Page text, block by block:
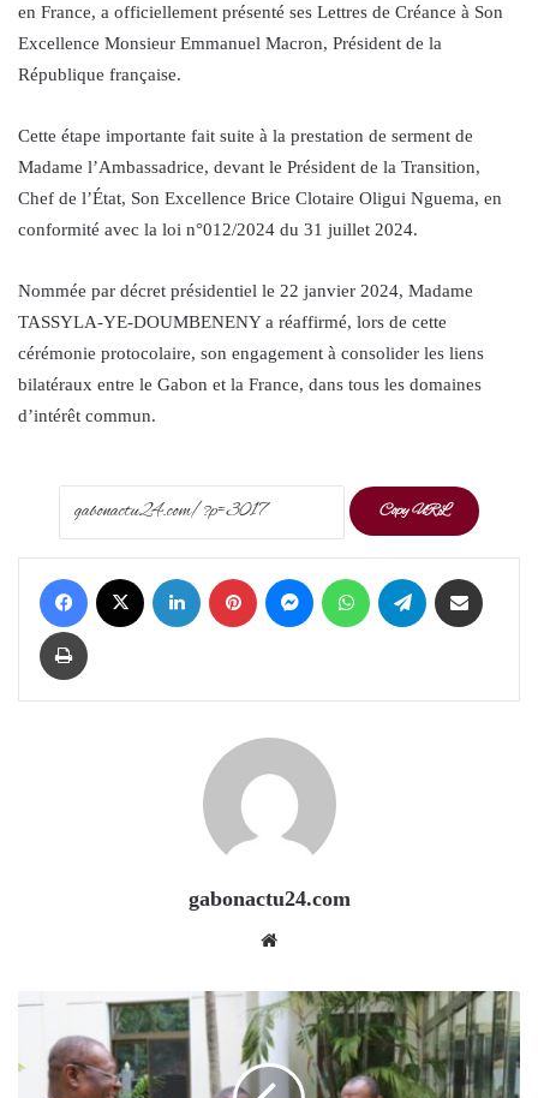
en France, a officiellement présenté ses Lettres de Créance à Son
Excellence Monsieur Emmanuel Macron, Président de la
République française.
Cette étape importante fait suite à la prestation de serment de
Madame l’Ambassadrice, devant le Président de la Transition,
Chef de l’État, Son Excellence Brice Clotaire Oligui Nguema, en
conformité avec la loi n°012/2024 du 31 juillet 2024.
Nommée par décret présidentiel le 22 janvier 2024, Madame
TASSYLA-YE-DOUMBENENY a réaffirmé, lors de cette
cérémonie protocolaire, son engagement à consolider les liens
bilatéraux entre le Gabon et la France, dans tous les domaines
d’intérêt commun.
Copy URL
Facebook LinkedIn Pinterest Messenger WhatsApp Telegram
Print
gabonactu24.com